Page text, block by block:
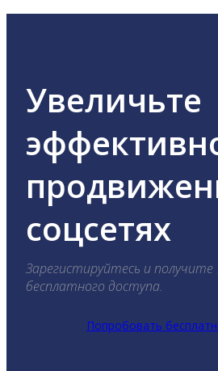
Увеличьте
соцсетях
Зарегистируйтесь и получите
бесплатного доступа.
Попробовать